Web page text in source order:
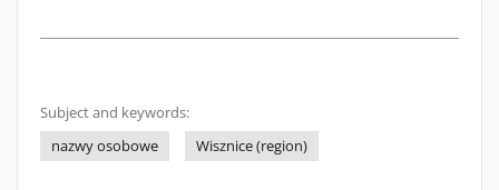
Subject and keywords:
nazwy osobowe
Wisznice (region)